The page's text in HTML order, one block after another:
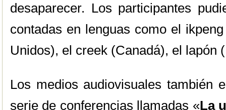
desaparecer. Los participantes
contadas en lenguas como el
Unidos), el creek (Canadá), el lapón
Los medios audiovisuales también
serie de conferencias llamadas «La